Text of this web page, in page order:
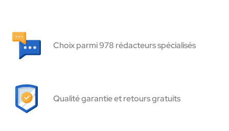
Choix parmi 978 rédacteurs spécialisés
Qualité garantie et retours gratuits